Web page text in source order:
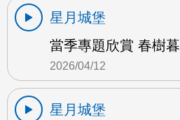
星月城堡
當季專題欣賞 春樹
2026/04/12
星月城堡